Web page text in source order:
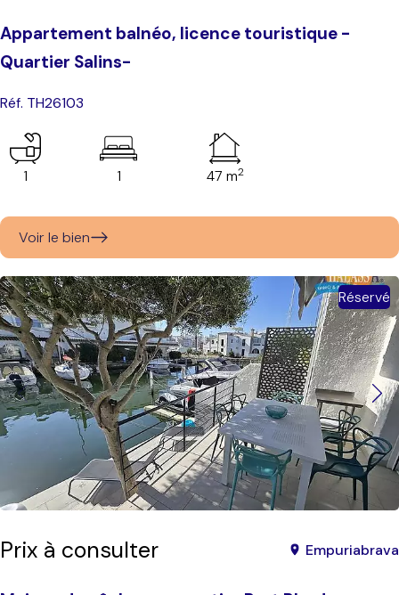
Appartement balnéo, licence touristique -
Quartier Salins-
Réf. TH26103
1 1 47 m2
Voir le bien
Réservé
Prix à consulter Empuriabrava